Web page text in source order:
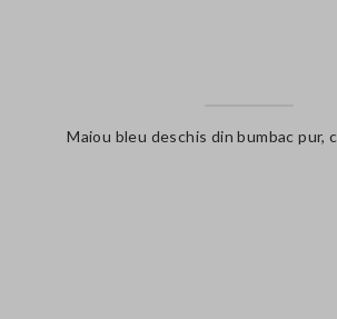
Maiou bleu deschis din bumbac pur,